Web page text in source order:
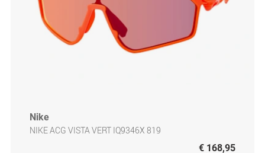
Nike
NIKE ACG VISTA VERT IQ9346X 819
€ 168,95